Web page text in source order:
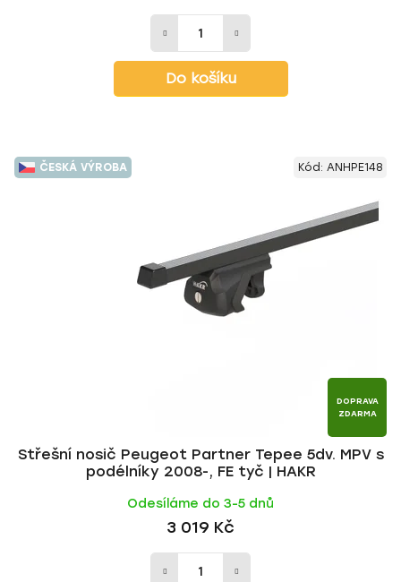
Do košíku
ČESKÁ VÝROBA
DOPRAVA
ZDARMA
Střešní nosič Peugeot Partner Tepee 5dv. MPV s
podélníky 2008-, FE tyč | HAKR
Odesíláme do 3-5 dnů
3 019 Kč
Kód: ANHPE148